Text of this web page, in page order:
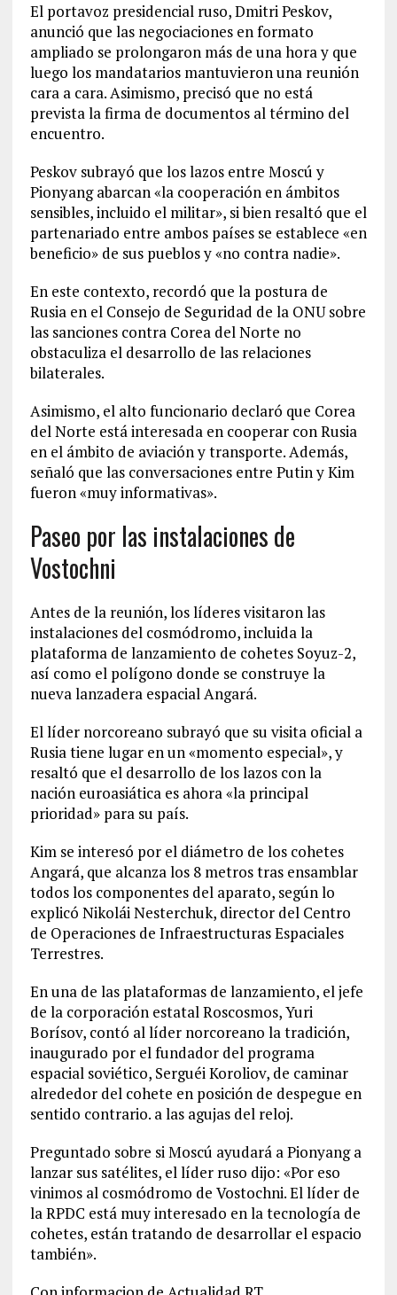
El portavoz presidencial ruso, Dmitri Peskov,
anunció que las negociaciones en formato
ampliado se prolongaron más de una hora y que
luego los mandatarios mantuvieron una reunión
cara a cara. Asimismo, precisó que no está
prevista la firma de documentos al término del
encuentro.
Peskov subrayó que los lazos entre Moscú y
Pionyang abarcan «la cooperación en ámbitos
sensibles, incluido el militar», si bien resaltó que el
partenariado entre ambos países se establece «en
beneficio» de sus pueblos y «no contra nadie».
En este contexto, recordó que la postura de
Rusia en el Consejo de Seguridad de la ONU sobre
las sanciones contra Corea del Norte no
obstaculiza el desarrollo de las relaciones
bilaterales.
Asimismo, el alto funcionario declaró que Corea
del Norte está interesada en cooperar con Rusia
en el ámbito de aviación y transporte. Además,
señaló que las conversaciones entre Putin y Kim
fueron «muy informativas».
Paseo por las instalaciones de
Vostochni
Antes de la reunión, los líderes visitaron las
instalaciones del cosmódromo, incluida la
plataforma de lanzamiento de cohetes Soyuz-2,
así como el polígono donde se construye la
nueva lanzadera espacial Angará.
El líder norcoreano subrayó que su visita oficial a
Rusia tiene lugar en un «momento especial», y
resaltó que el desarrollo de los lazos con la
nación euroasiática es ahora «la principal
prioridad» para su país.
Kim se interesó por el diámetro de los cohetes
Angará, que alcanza los 8 metros tras ensamblar
todos los componentes del aparato, según lo
explicó Nikolái Nesterchuk, director del Centro
de Operaciones de Infraestructuras Espaciales
Terrestres.
En una de las plataformas de lanzamiento, el jefe
de la corporación estatal Roscosmos, Yuri
Borísov, contó al líder norcoreano la tradición,
inaugurado por el fundador del programa
espacial soviético, Serguéi Koroliov, de caminar
alrededor del cohete en posición de despegue en
sentido contrario. a las agujas del reloj.
Preguntado sobre si Moscú ayudará a Pionyang a
lanzar sus satélites, el líder ruso dijo: «Por eso
vinimos al cosmódromo de Vostochni. El líder de
la RPDC está muy interesado en la tecnología de
cohetes, están tratando de desarrollar el espacio
también».